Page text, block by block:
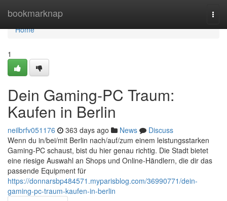
bookmarknap
Home
Home
1
Dein Gaming-PC Traum:
Kaufen in Berlin
neilbrfv051176 363 days ago News
Discuss
Wenn du in/bei/mit Berlin nach/auf/zum einem leistungsstarken
Gaming-PC schaust, bist du hier genau richtig. Die Stadt bietet
eine riesige Auswahl an Shops und Online-Händlern, die dir das
passende Equipment für
https://donnarsbp484571.myparisblog.com/36990771/dein-
gaming-pc-traum-kaufen-in-berlin